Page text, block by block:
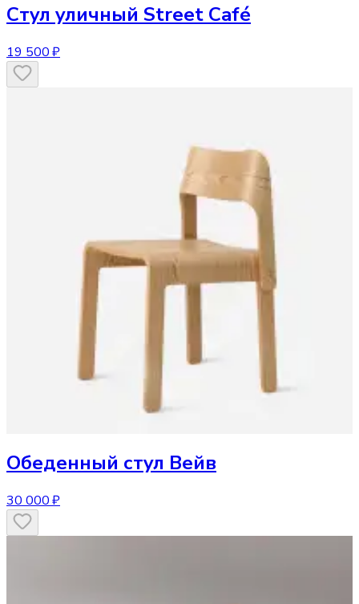
Стул уличный Street Café
19 500 ₽
Обеденный стул Вейв
30 000 ₽